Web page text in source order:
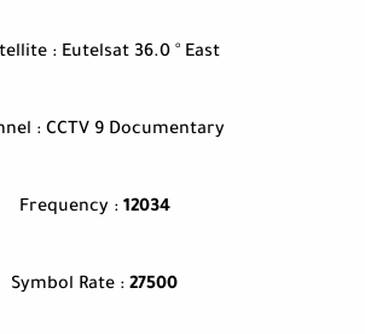
: Eutelsat 36.0 ° East :
: CCTV 9 Documentary
Frequency : 12034
Symbol Rate : 27500